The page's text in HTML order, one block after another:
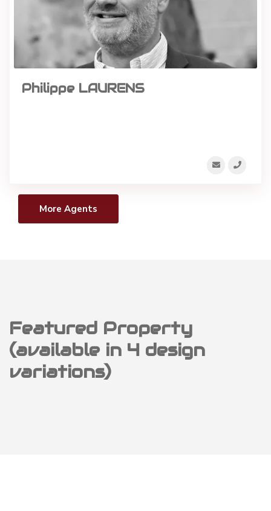
Philippe LAURENS
More Agents
Featured Property
(available in 4 design
variations)